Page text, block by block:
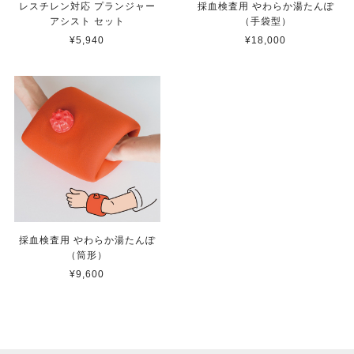
レスチレン対応 プランジャー
アシスト セット
¥5,940
採血検査用 やわらか湯たんぽ
（手袋型）
¥18,000
採血検査用 やわらか湯たんぽ
（筒形）
¥9,600